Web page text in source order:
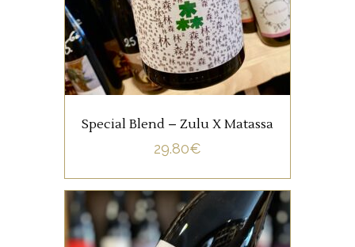
offre une cuvée qui allie des
raisins mûrs et beaucoup de
fraîcheur.
AJOUTER AU PANIER
Special Blend – Zulu X Matassa
29.80€
VIN DE FRANCE